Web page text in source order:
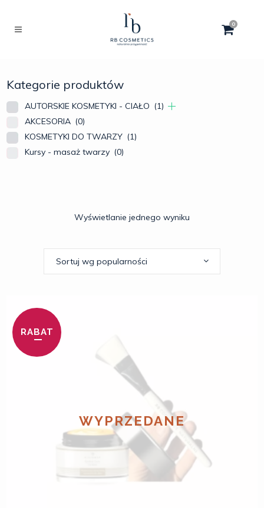
0
Kategorie produktów
AUTORSKIE KOSMETYKI - CIAŁO (1)
AKCESORIA (0)
KOSMETYKI DO TWARZY (1)
Kursy - masaż twarzy (0)
Wyświetlanie jednego wyniku
Sortuj wg popularności
RABAT
WYPRZEDANE